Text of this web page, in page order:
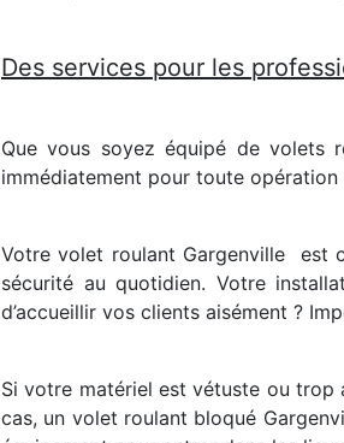
Des services pour les
Que vous soyez équipé de volets
immédiatement pour toute
Votre volet roulant Gargenville
est
sécurité au quotidien. Votre
d’accueillir vos clients aisément ?
Si votre matériel est vétuste ou trop
cas, un volet roulant bloqué